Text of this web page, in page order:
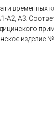
временных
А2, А3.
изделие